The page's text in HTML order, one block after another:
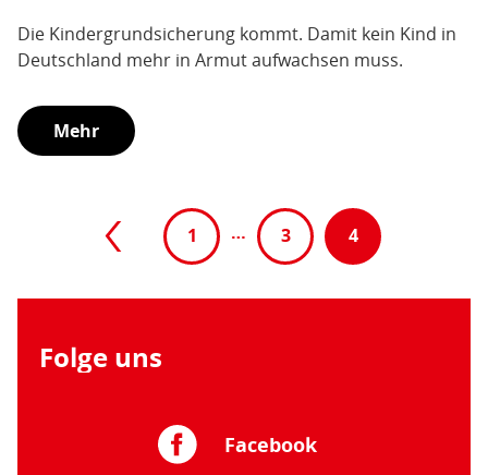
Die Kindergrundsicherung kommt. Damit kein Kind in
Deutschland mehr in Armut aufwachsen muss.
Mehr
PaginierungVorherige
1 … 3 4(aktive
Folge uns
Facebook